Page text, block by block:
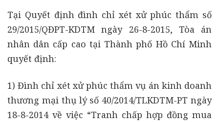
Tại Quyết định đình chỉ xét xử phúc thẩm số
29/2015/QĐPT-KDTM ngày 26-8-2015, Tòa án
nhân dân cấp cao tại Thành phố Hồ Chí Minh
quyết định:
1) Đình chỉ xét xử phúc thẩm vụ án kinh doanh
thương mại thụ lý số 40/2014/TLKDTM-PT ngày
18-8-2014 về việc “Tranh chấp hợp đồng mua